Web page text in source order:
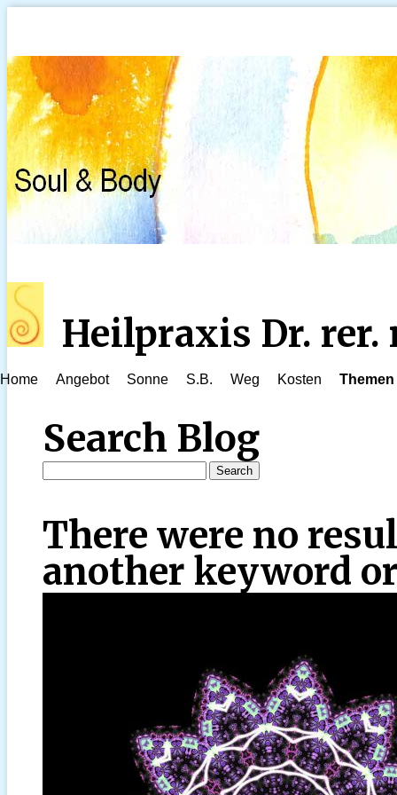
Heilpraxis Dr. rer.
Home Angebot Sonne S.B. Weg Kosten Themen
Search Blog
There were no
another keyword